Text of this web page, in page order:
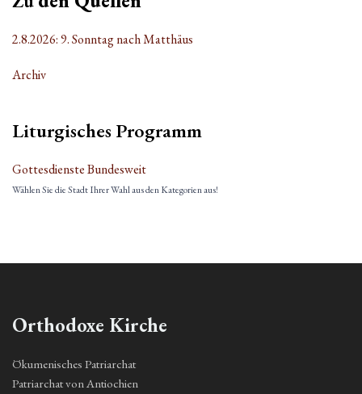
2.8.2026: 9. Sonntag nach Matthäus
Archiv
Liturgisches Programm
Gottesdienste Bundesweit
Wählen Sie die Stadt Ihrer Wahl aus den Kategorien aus!
Orthodoxe Kirche
Ökumenisches Patriarchat
Patriarchat von Antiochien